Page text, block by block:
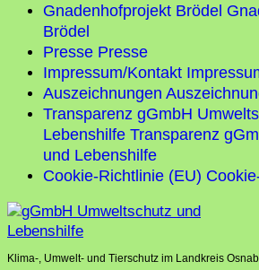
Gnadenhofprojekt Brödel
Brödel
Presse Presse
Impressum/Kontakt
Auszeichnungen
Transparenz gGmbH
Lebenshilfe Transparenz
und Lebenshilfe
Cookie-Richtlinie (EU)
Klima-, Umwelt- und Tierschutz im Landkreis